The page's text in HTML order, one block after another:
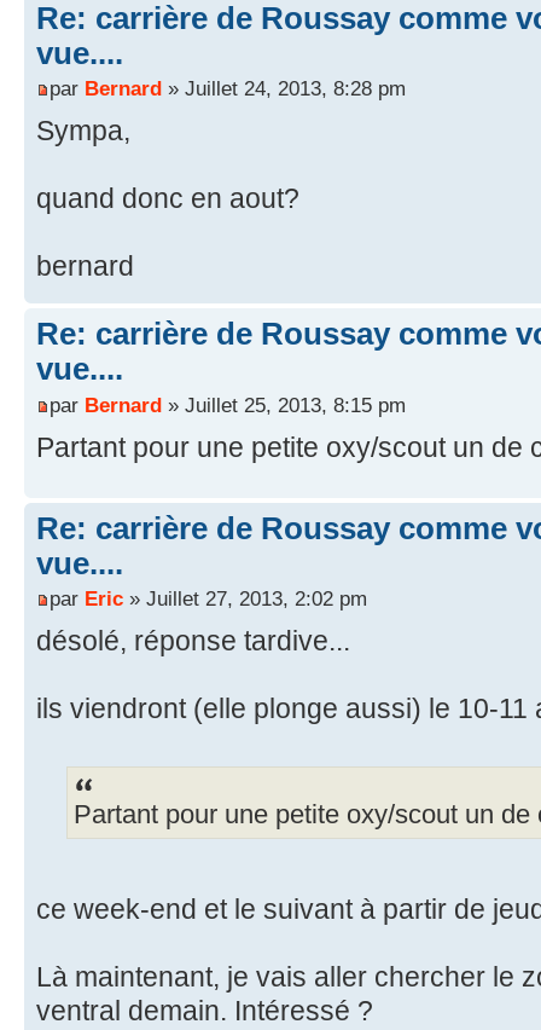
Re: carrière de Roussay comme
vue....
par Bernard » Juillet 24, 2013, 8:28 pm
Sympa,
quand donc en aout?
bernard
Re: carrière de Roussay comme
vue....
par Bernard » Juillet 25, 2013, 8:15 pm
Partant pour une petite oxy/scout un de
Re: carrière de Roussay comme
vue....
par Eric » Juillet 27, 2013, 2:02 pm
désolé, réponse tardive...
ils viendront (elle plonge aussi) le 10-11
Partant pour une petite oxy/scout un de
ce week-end et le suivant à partir de
Là maintenant, je vais aller chercher le
ventral demain. Intéressé ?